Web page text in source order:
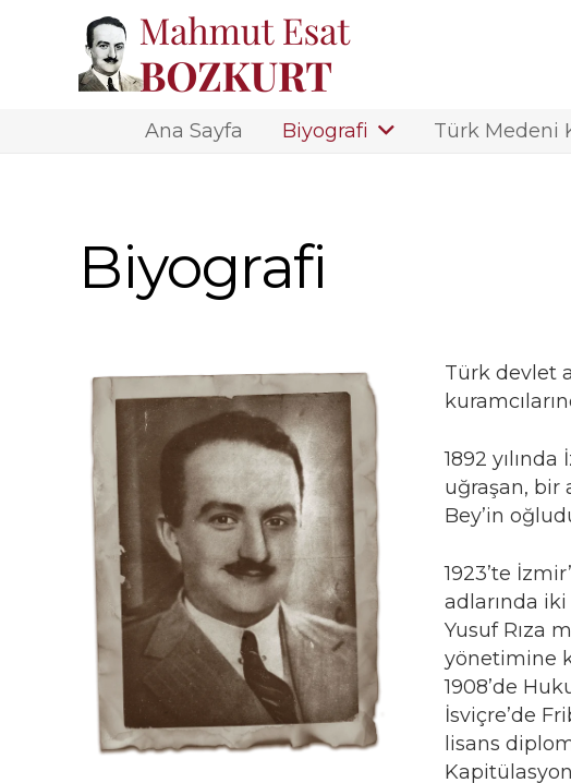
Ana Sayfa Biyografi Türk Medeni
Biyografi
Türk devlet
1892
uğraşan, bir
Bey’in
1923’te
adlarında
Yusuf Rıza
yönetimine
1908’de
İsviçre’de
lisans